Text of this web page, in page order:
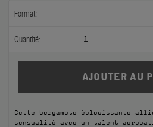
BODY — HAIR — FACE
GROOMING
ODDITIES
ÉCHANTILLONS
Format:
Quantité: 1
Cette bergamote éblouissante
sensualité avec un talent